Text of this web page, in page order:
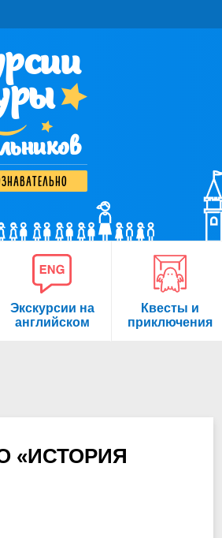
Экскурсии на
английском
Квесты и
приключения
«ИСТОРИЯ